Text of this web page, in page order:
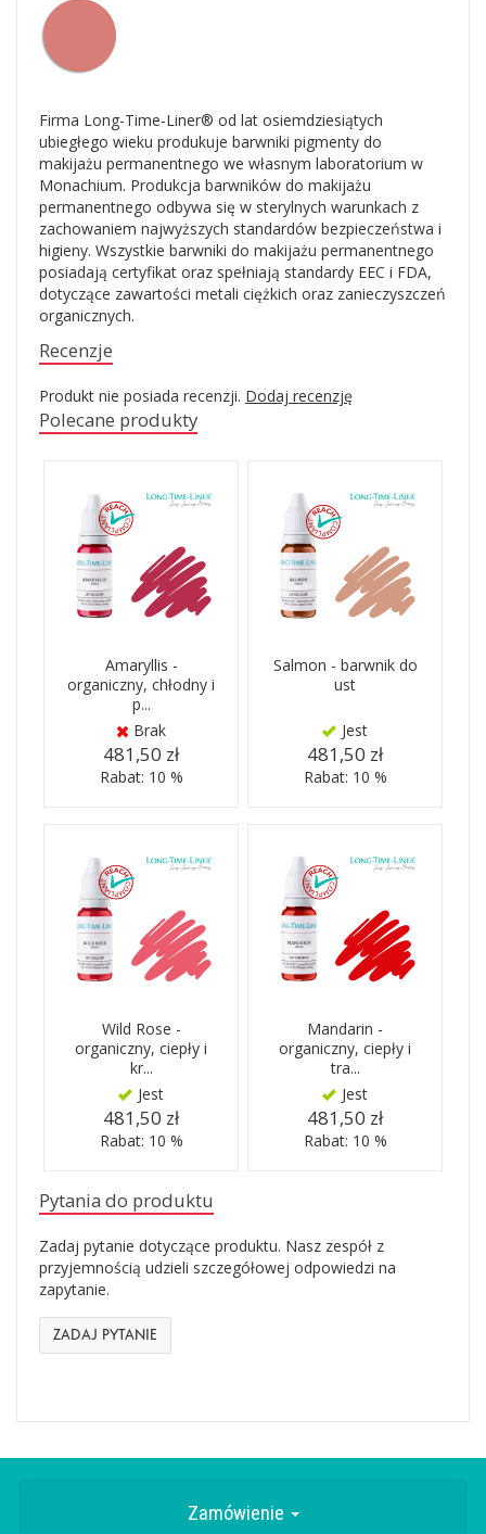
Firma Long-Time-Liner® od lat osiemdziesiątych
ubiegłego wieku produkuje barwniki pigmenty do
makijażu permanentnego we własnym laboratorium w
Monachium. Produkcja barwników do makijażu
permanentnego odbywa się w sterylnych warunkach z
zachowaniem najwyższych standardów bezpieczeństwa i
higieny. Wszystkie barwniki do makijażu permanentnego
posiadają certyfikat oraz spełniają standardy EEC i FDA,
dotyczące zawartości metali ciężkich oraz zanieczyszczeń
organicznych.
Recenzje
Produkt nie posiada recenzji. Dodaj recenzję
Polecane produkty
Amaryllis -
organiczny, chłodny i
p...
Brak
481,50 zł
Rabat: 10 %
Salmon - barwnik do
ust
Jest
481,50 zł
Rabat: 10 %
Wild Rose -
organiczny, ciepły i
kr...
Jest
481,50 zł
Rabat: 10 %
Mandarin -
organiczny, ciepły i
tra...
Jest
481,50 zł
Rabat: 10 %
Pytania do produktu
Zadaj pytanie dotyczące produktu. Nasz zespół z
przyjemnością udzieli szczegółowej odpowiedzi na
zapytanie.
ZADAJ PYTANIE
Zamówienie